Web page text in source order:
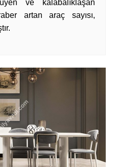
ve kalabalıklaşan
artan araç sayısı,